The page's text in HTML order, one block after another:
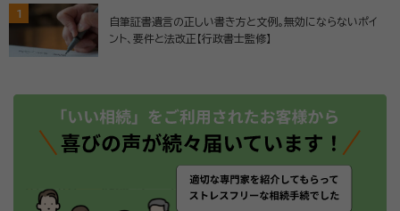
1
自筆証書遺言の正しい書き方と文例。無効にならないポイ
ント、要件と法改正【行政書士監修】